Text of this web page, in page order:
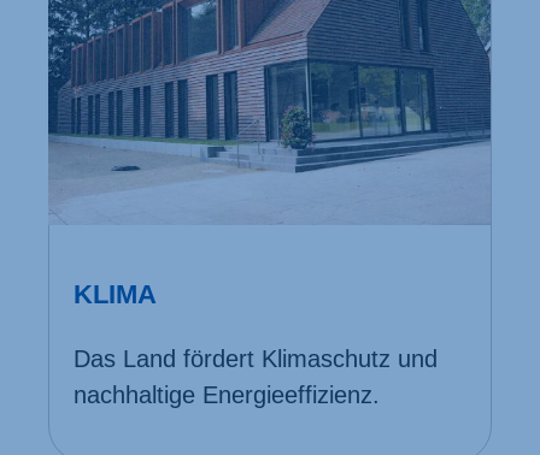
KLIMA
Das Land fördert Klima­schutz und
nach­haltige Energie­effizienz.